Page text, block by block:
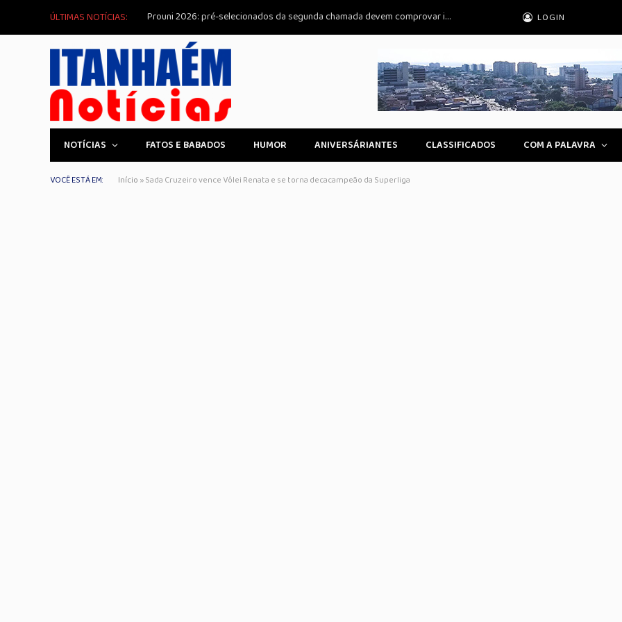
ÚLTIMAS NOTÍCIAS: Prouni 2026: pré-selecionados da segunda chamada devem comprovar informações LOGIN
NOTÍCIAS FATOS E BABADOS HUMOR ANIVERSÁRIANTES CLASSIFICADOS COM A PALAVRA
VOCÊ ESTÁ EM: Início »Sada Cruzeiro vence Vôlei Renata e se torna decacampeão da Superliga